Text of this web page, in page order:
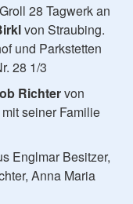
28 Tagwerk an
von Straubing.
und Parkstetten
28 1/3
Richtervon
seiner Familie
Englmar Besitzer,
Anna Maria